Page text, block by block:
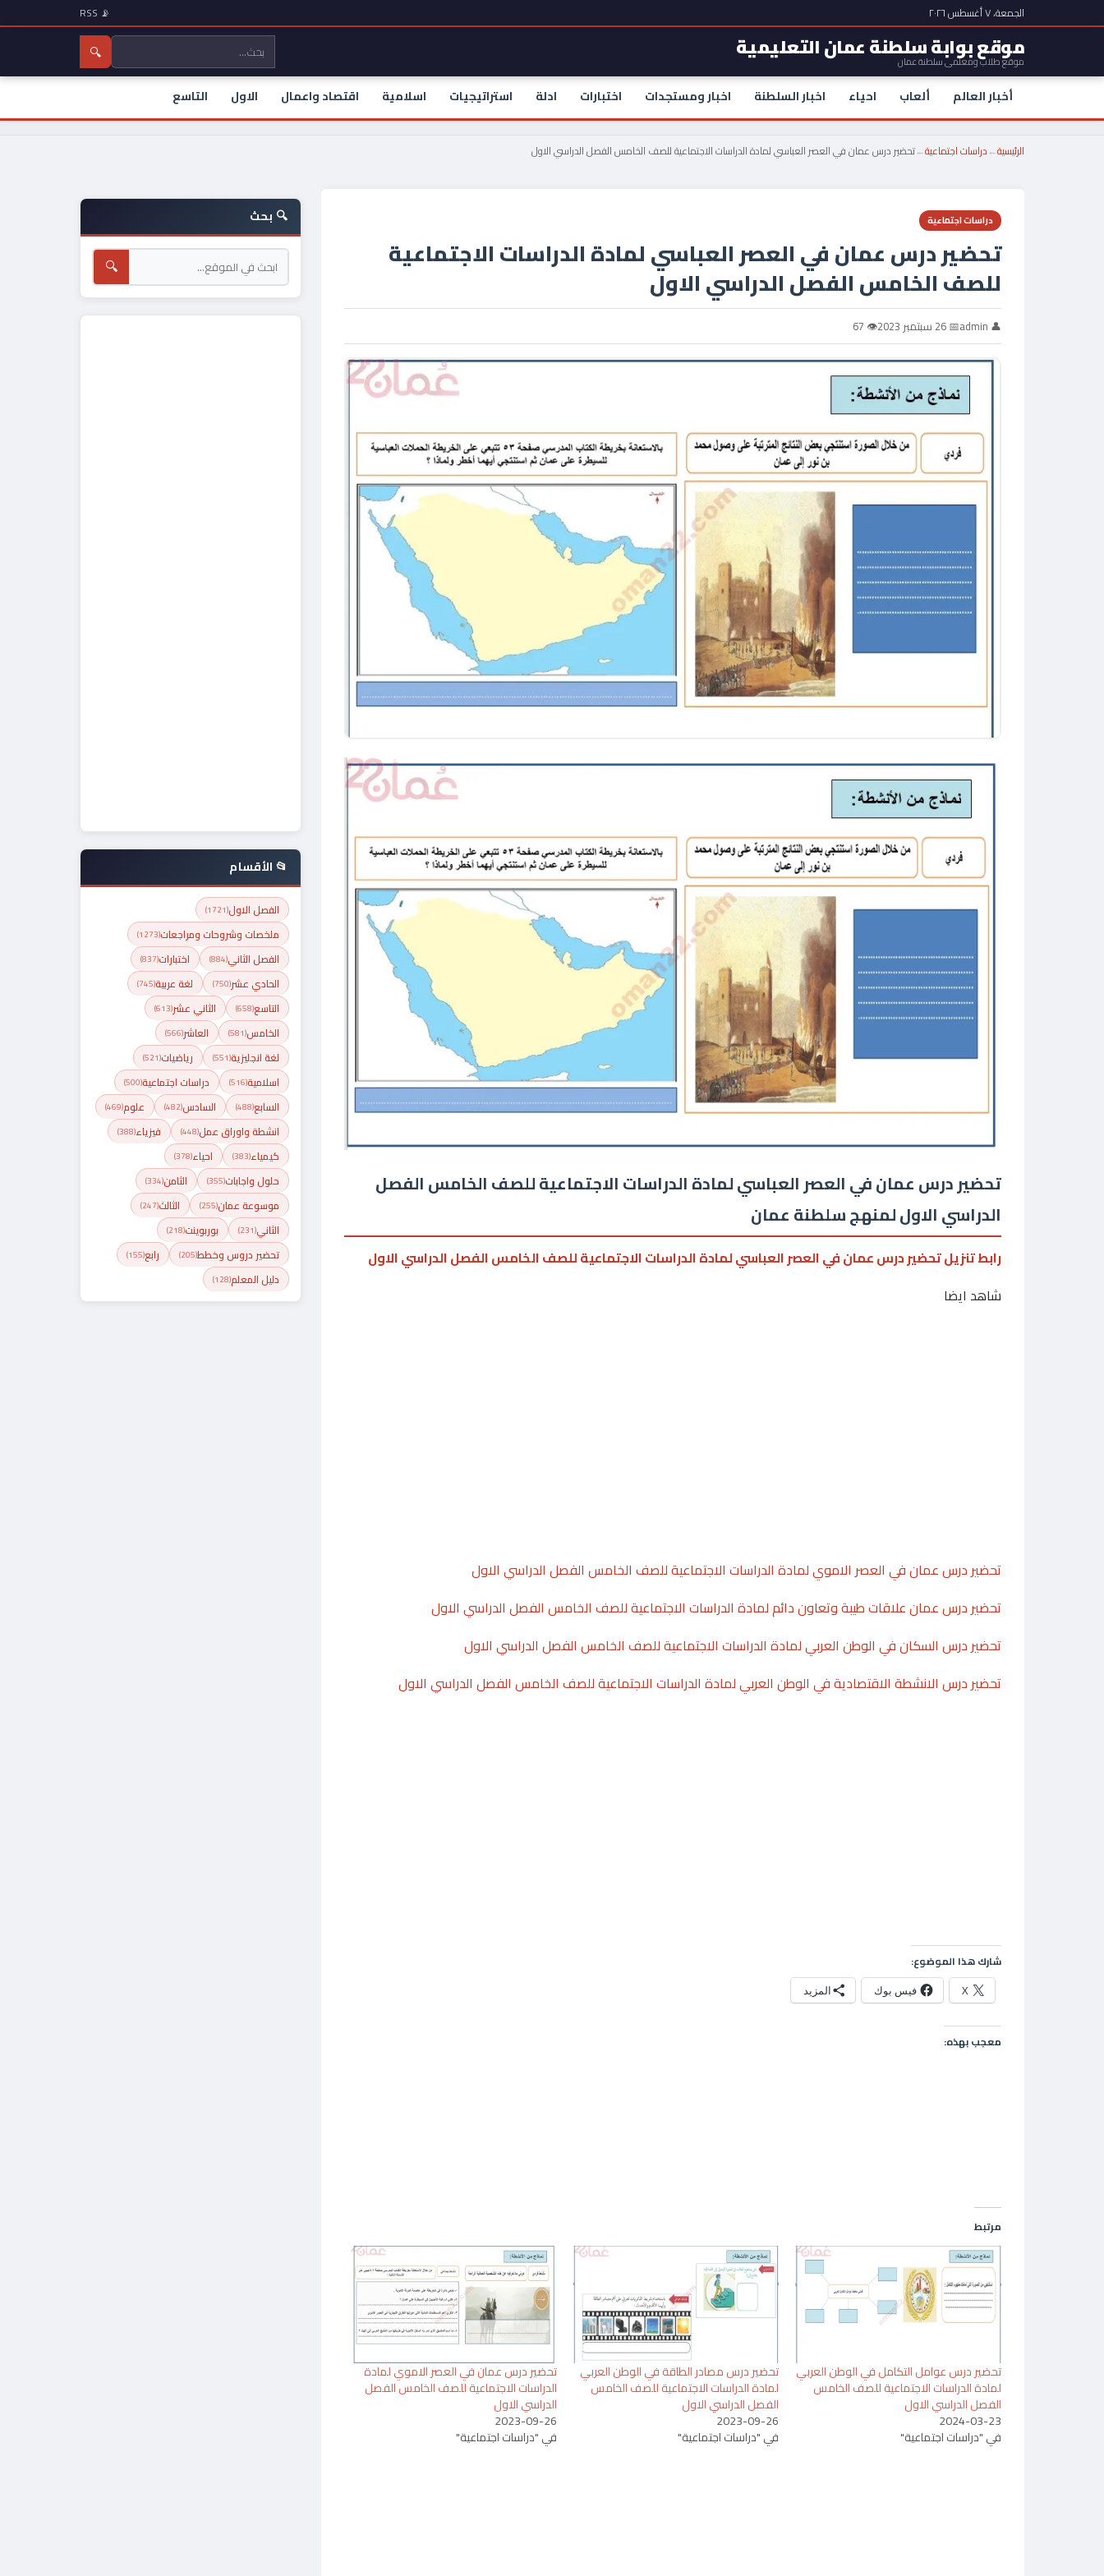
الجمعة، ٧ أغسطس ٢٠٢٦ 📡 RSS
موقع بوابة سلطنة عمان التعليمية
موقع طلاب ومعلمي سلطنة عمان
🔍
أخبار العالم ألعاب احياء اخبار السلطنة اخبار ومستجدات اختبارات ادلة استراتيجيات اسلامية اقتصاد واعمال الاول التاسع
الرئيسية←دراسات اجتماعية←تحضير درس عمان في العصر العباسي لمادة الدراسات الاجتماعية للصف الخامس الفصل الدراسي الاول
دراسات اجتماعية
تحضير درس عمان في العصر العباسي لمادة الدراسات الاجتماعية
للصف الخامس الفصل الدراسي الاول
👤 admin 📅 26 سبتمبر 2023 👁 67
تحضير درس عمان في العصر العباسي لمادة الدراسات الاجتماعية للصف الخامس الفصل
الدراسي الاول لمنهج سلطنة عمان
رابط تنزيل تحضير درس عمان في العصر العباسي لمادة الدراسات الاجتماعية للصف الخامس الفصل الدراسي الاول
شاهد ايضا
تحضير درس عمان في العصر الاموي لمادة الدراسات الاجتماعية للصف الخامس الفصل الدراسي الاول
تحضير درس عمان علاقات طيبة وتعاون دائم لمادة الدراسات الاجتماعية للصف الخامس الفصل الدراسي الاول
تحضير درس السكان في الوطن العربي لمادة الدراسات الاجتماعية للصف الخامس الفصل الدراسي الاول
تحضير درس الانشطة الاقتصادية في الوطن العربي لمادة الدراسات الاجتماعية للصف الخامس الفصل الدراسي الاول
شارك هذا الموضوع:
X فيس بوك المزيد
معجب بهذه:
مرتبط
تحضير درس عوامل التكامل في الوطن العربي
لمادة الدراسات الاجتماعية للصف الخامس
الفصل الدراسي الاول
2024-03-23
في "دراسات اجتماعية"
تحضير درس مصادر الطاقة في الوطن العربي
لمادة الدراسات الاجتماعية للصف الخامس
الفصل الدراسي الاول
2023-09-26
في "دراسات اجتماعية"
تحضير درس عمان في العصر الاموي لمادة
الدراسات الاجتماعية للصف الخامس الفصل
الدراسي الاول
2023-09-26
في "دراسات اجتماعية"
🔍 بحث
🔍
📂 الأقسام
الفصل الاول(1721)
ملخصات وشروحات ومراجعات(1273)
الفصل الثاني(884) اختبارات(837)
الحادي عشر(750) لغة عربية(745)
التاسع(658) الثاني عشر(613)
الخامس(581) العاشر(566)
لغة انجليزية(551) رياضيات(521)
اسلامية(516) دراسات اجتماعية(500)
السابع(488) السادس(482) علوم(469)
انشطة واوراق عمل(448) فيزياء(388)
كيمياء(383) احياء(378)
حلول واجابات(355) الثامن(334)
موسوعة عمان(255) الثالث(247)
الثاني(231) بوربوينت(218)
تحضير دروس وخطط(205) رابع(155)
دليل المعلم(128)